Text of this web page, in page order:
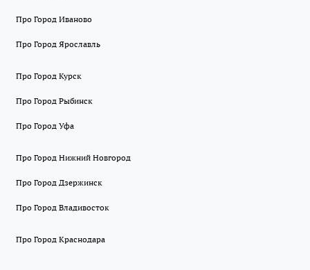
Про Город Иваново
Про Город Ярославль
Про Город Курск
Про Город Рыбинск
Про Город Уфа
Про Город Нижний Новгород
Про Город Дзержинск
Про Город Владивосток
Про Город Краснодара